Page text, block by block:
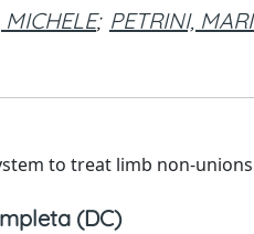
; PETRINI,
to treat limb non-unions
(DC)